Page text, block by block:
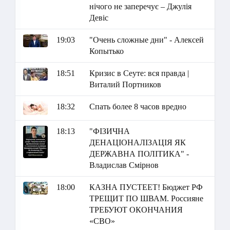
нічого не заперечує – Джулія
Девіс
19:03
"Очень сложные дни" - Алексей
Копытько
18:51
Кризис в Сеуте: вся правда |
Виталий Портников
18:32 Спать более 8 часов вредно
18:13
"ФІЗИЧНА
ДЕНАЦІОНАЛІЗАЦІЯ ЯК
ДЕРЖАВНА ПОЛІТИКА" -
Владислав Смірнов
18:00
КАЗНА ПУСТЕЕТ! Бюджет РФ
ТРЕЩИТ ПО ШВАМ. Россияне
ТРЕБУЮТ ОКОНЧАНИЯ
«СВО»